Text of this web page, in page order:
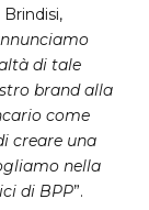
di tale
brand alla
come
creare una
nella
di BPP”.